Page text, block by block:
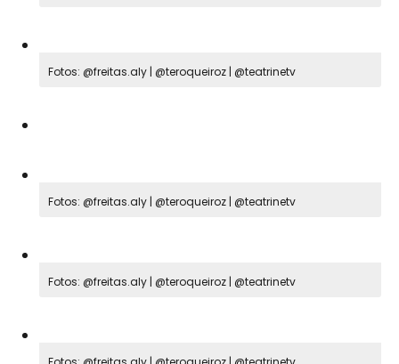
Fotos: @freitas.aly | @teroqueiroz | @teatrinetv
Fotos: @freitas.aly | @teroqueiroz | @teatrinetv
Fotos: @freitas.aly | @teroqueiroz | @teatrinetv